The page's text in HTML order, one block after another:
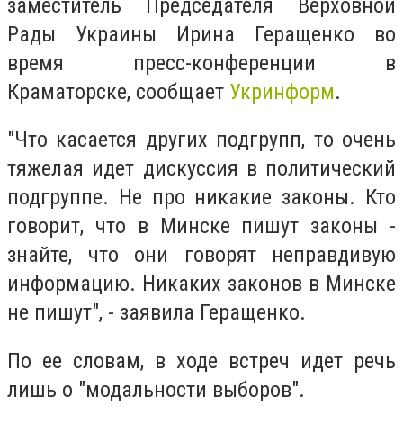
Рады Украины Ирина Геращенко во
время пресс-конференции в
Краматорске, сообщает Укринформ.
"Что касается других подгрупп, то очень
тяжелая идет дискуссия в политический
подгруппе. Не про никакие законы. Кто
говорит, что в Минске пишут законы -
знайте, что они говорят неправдивую
информацию. Никаких законов в Минске
не пишут", - заявила Геращенко.
По ее словам, в ходе встреч идет речь
лишь о "модальности выборов".